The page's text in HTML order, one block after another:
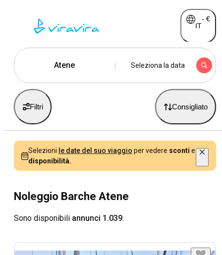
IT
- €
Atene Seleziona la data
Filtri Consigliato
Selezioni le date del suo viaggio per vedere sconti e
disponibilità.
Noleggio Barche Atene
Sono disponibili annunci 1.039.